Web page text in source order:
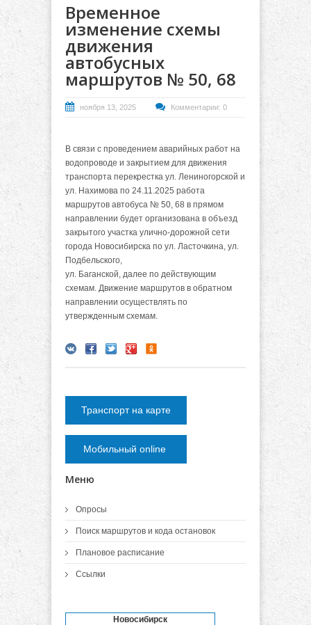
Временное
изменение схемы
движения
автобусных
маршрутов № 50, 68
ноября 13, 2025 Комментарии: 0
В связи с проведением аварийных работ на
водопроводе и закрытием для движения
транспорта перекрестка ул. Лениногорской и
ул. Нахимова по 24.11.2025 работа
маршрутов автобуса № 50, 68 в прямом
направлении будет организована в объезд
закрытого участка улично-дорожной сети
города Новосибирска по ул. Ласточкина, ул.
Подбельского,
ул. Баганской, далее по действующим
схемам. Движение маршрутов в обратном
направлении осуществлять по
утвержденным схемам.
Транспорт на карте
Мобильный online
Меню
Опросы
Поиск маршрутов и кода остановок
Плановое расписание
Ссылки
Новосибирск